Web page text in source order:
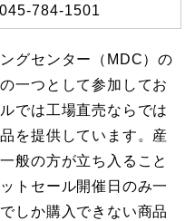
045-784-1501
グセンター（MDC）の
一つとして参加してお
では工場直売ならでは
を提供しています。産
般の方が立ち入ること
トセール開催日のみ一
しか購入できない商品